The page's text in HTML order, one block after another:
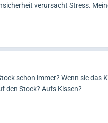
verursacht Stress.
schon immer? Wenn sie
den Stock? Aufs Kissen?